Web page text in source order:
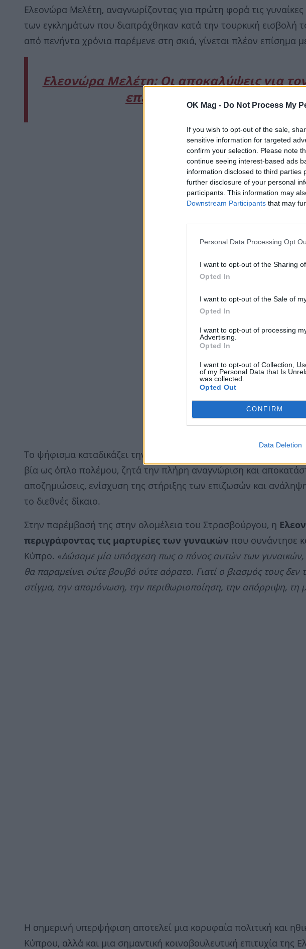
OK Mag - Do Not Process My
If you wish to opt-out of the sale,
sensitive information for targeted
confirm your selection. Please note
continue seeing interest-based ads
information disclosed to third parties
further disclosure of your personal
participants. This information may
Downstream Participants that may
Personal Data Processing Opt
I want to opt-out of the Sharing
Opted In
I want to opt-out of the Sale of
Opted In
I want to opt-out of processing
Advertising.
Opted In
I want to opt-out of Collection,
of my Personal Data that Is
was collected.
Opted Out
CONFIRM
Data Deletion
Ελεονώρα Μελέτη, αναγνωρίζοντας για πρώτη φορά τις
των εγκλημάτων που διαπράχθηκαν κατά την τουρκική εισβολή
από πενήντα χρόνια παρέμενε στη σκιά, γίνεται πλέον επίσημα
Ελεονώρα Μελέτη: Οι αποκαλύψεις για
επέτειο τους με τον Θοδωρή
Το ψήφισμα καταδικάζει την τουρκική εισβολή και τη
βία ως όπλο πολέμου, ζητά την πλήρη αναγνώριση και
αποζημιώσεις, ενίσχυση της στήριξης των επιζωσών και
το διεθνές δίκαιο.
Στην παρέμβασή της στην ολομέλεια του Στρασβούργου, η
περιγράφοντας τις μαρτυρίες των γυναικών που συνάντησε
Κύπρο. «Δώσαμε μία υπόσχεση πως ο πόνος αυτών των
θα παραμείνει ούτε βουβό ούτε αόρατο. Γιατί ο βιασμός τους δεν
στίγμα, την απομόνωση, την περιθωριοποίηση, την απόρριψη, τη
Η σημερινή υπερψήφιση αποτελεί μια κορυφαία πολιτική και
Κύπρου, αλλά και μια σημαντική κοινοβουλευτική επιτυχία